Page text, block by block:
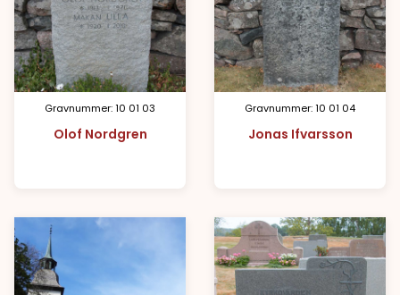
Gravnummer: 10 01 03
Olof Nordgren
Gravnummer: 10 01 04
Jonas Ifvarsson